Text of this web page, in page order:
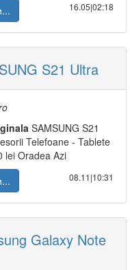
16.05|02:18
S21 Ultra
SAMSUNG S21
Telefoane - Tablete
lei Oradea Azi
08.11|10:31
Galaxy Note